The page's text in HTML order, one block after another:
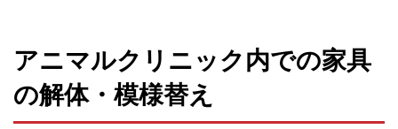
アニマルクリニック内での家具
の解体・模様替え